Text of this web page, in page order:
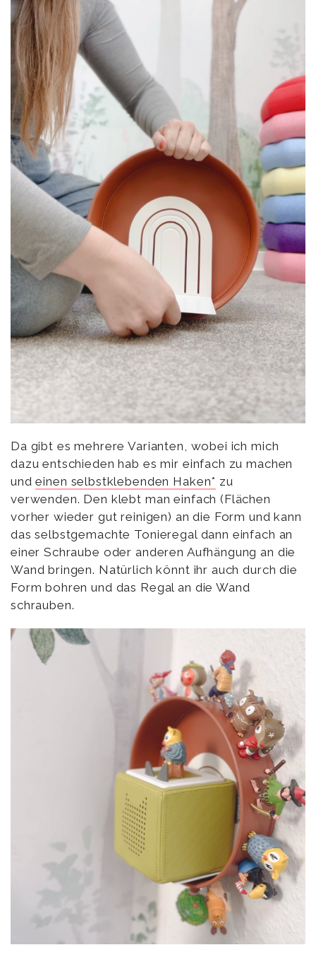
Da gibt es mehrere Varianten, wobei ich mich
dazu entschieden hab es mir einfach zu machen
undeinen selbstklebenden Haken* zu
verwenden. Den klebt man einfach (Flächen
vorher wieder gut reinigen) an die Form und kann
das selbstgemachte Tonieregal dann einfach an
einer Schraube oder anderen Aufhängung an die
Wand bringen. Natürlich könnt ihr auch durch die
Form bohren und das Regal an die Wand
schrauben.